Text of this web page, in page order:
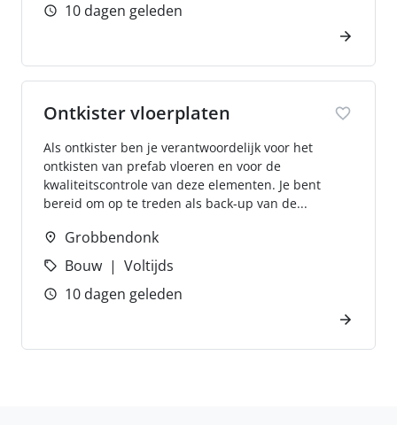
10 dagen geleden
Ontkister vloerplaten
Als ontkister ben je verantwoordelijk voor het
ontkisten van prefab vloeren en voor de
kwaliteitscontrole van deze elementen. Je bent
bereid om op te treden als back-up van de...
Grobbendonk
Bouw
Voltijds
10 dagen geleden